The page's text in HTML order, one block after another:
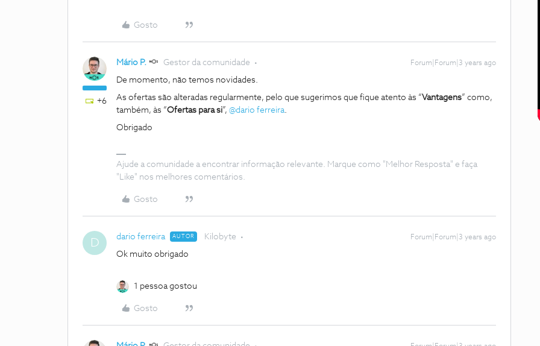
Gosto
+6
Mário P. Gestor da comunidade Forum|Forum|3 years ago
De momento, não temos novidades.
As ofertas são alteradas regularmente, pelo que sugerimos que fique atento às “Vantagens” como,
também, às “Ofertas para si”, @dario ferreira.
Obrigado
Ajude a comunidade a encontrar informação relevante. Marque como "Melhor Resposta" e faça
"Like" nos melhores comentários.
Gosto
D dario ferreira AUTOR Kilobyte Forum|Forum|3 years ago
Ok muito obrigado
1 pessoa gostou
Gosto